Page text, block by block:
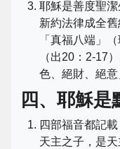
耶穌是善度聖
新約法律成全
「真福八端」
（出20：2-17
色、絕財、絕意
四、耶穌
四部福音都記
天主之子，是